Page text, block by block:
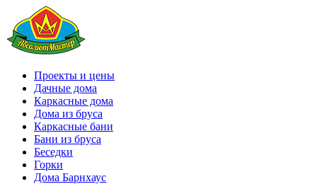
Проекты и цены
Дачные дома
Каркасные дома
Дома из бруса
Каркасные бани
Бани из бруса
Беседки
Горки
Дома Барнхаус